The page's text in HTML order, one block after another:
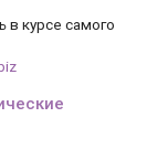
курсе самого